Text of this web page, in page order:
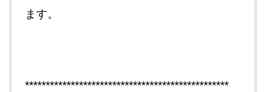
ます。
*************************************************